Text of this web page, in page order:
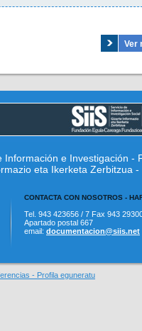
Ver
Información e Investigación -
eta Ikerketa Zerbitzua
CONTACTA CON NOSOTROS -
Tel. 943 423656 / 7 Fax 943
Apartado postal 667
email: documentacion@siis.net
- Profila eguneratu